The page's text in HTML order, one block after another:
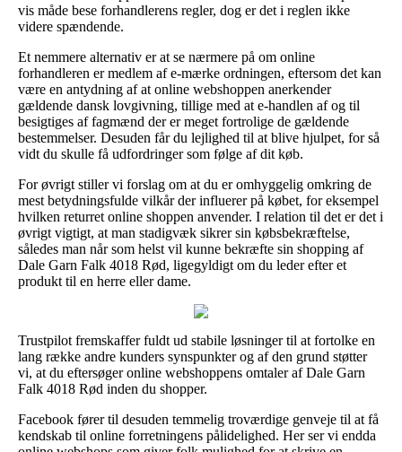
vis måde bese forhandlerens regler, dog er det i reglen ikke
videre spændende.
Et nemmere alternativ er at se nærmere på om online
forhandleren er medlem af e-mærke ordningen, eftersom det kan
være en antydning af at online webshoppen anerkender
gældende dansk lovgivning, tillige med at e-handlen af og til
besigtiges af fagmænd der er meget fortrolige de gældende
bestemmelser. Desuden får du lejlighed til at blive hjulpet, for så
vidt du skulle få udfordringer som følge af dit køb.
For øvrigt stiller vi forslag om at du er omhyggelig omkring de
mest betydningsfulde vilkår der influerer på købet, for eksempel
hvilken returret online shoppen anvender. I relation til det er det i
øvrigt vigtigt, at man stadigvæk sikrer sin købsbekræftelse,
således man når som helst vil kunne bekræfte sin shopping af
Dale Garn Falk 4018 Rød, ligegyldigt om du leder efter et
produkt til en herre eller dame.
Trustpilot fremskaffer fuldt ud stabile løsninger til at fortolke en
lang række andre kunders synspunkter og af den grund støtter
vi, at du eftersøger online webshoppens omtaler af Dale Garn
Falk 4018 Rød inden du shopper.
Facebook fører til desuden temmelig troværdige genveje til at få
kendskab til online forretningens pålidelighed. Her ser vi endda